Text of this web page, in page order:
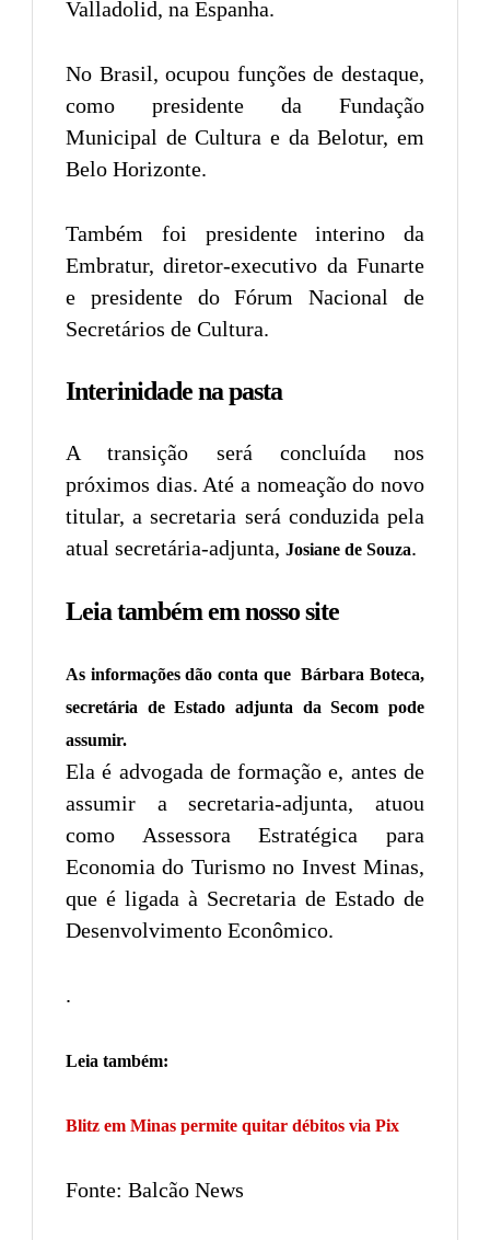
Valladolid, na Espanha.
No Brasil, ocupou funções de destaque,
como presidente da Fundação
Municipal de Cultura e da Belotur, em
Belo Horizonte.
Também foi presidente interino da
Embratur, diretor-executivo da Funarte
e presidente do Fórum Nacional de
Secretários de Cultura.
Interinidade na pasta
A transição será concluída nos
próximos dias. Até a nomeação do novo
titular, a secretaria será conduzida pela
atual secretária-adjunta, Josiane de Souza.
Leia também em nosso site
As informações dão conta que Bárbara Boteca,
secretária de Estado adjunta da Secom pode
assumir.
Ela é advogada de formação e, antes de
assumir a secretaria-adjunta, atuou
como Assessora Estratégica para
Economia do Turismo no Invest Minas,
que é ligada à Secretaria de Estado de
Desenvolvimento Econômico.
.
Leia também:
Blitz em Minas permite quitar débitos via Pix
Fonte: Balcão News